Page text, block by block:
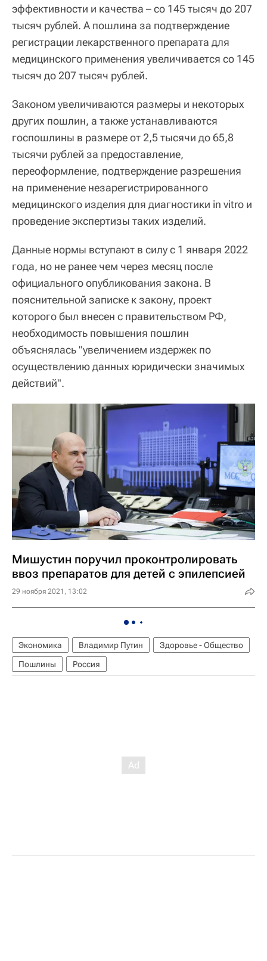
эффективности и качества – со 145 тысяч до 207
тысяч рублей. А пошлина за подтверждение
регистрации лекарственного препарата для
медицинского применения увеличивается со 145
тысяч до 207 тысяч рублей.
Законом увеличиваются размеры и некоторых
других пошлин, а также устанавливаются
госпошлины в размере от 2,5 тысячи до 65,8
тысячи рублей за предоставление,
переоформление, подтверждение разрешения
на применение незарегистрированного
медицинского изделия для диагностики in vitro и
проведение экспертизы таких изделий.
Данные нормы вступают в силу с 1 января 2022
года, но не ранее чем через месяц после
официального опубликования закона. В
пояснительной записке к закону, проект
которого был внесен с правительством РФ,
необходимость повышения пошлин
объяснялась "увеличением издержек по
осуществлению данных юридически значимых
действий".
Мишустин поручил проконтролировать
ввоз препаратов для детей с эпилепсией
29 ноября 2021, 13:02
Экономика Владимир Путин
Здоровье - Общество
Пошлины
Россия